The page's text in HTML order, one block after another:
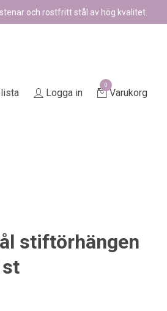
och rostfritt stål av hög kvalitet.
Logga in
0
Varukorg
stiftörhängen